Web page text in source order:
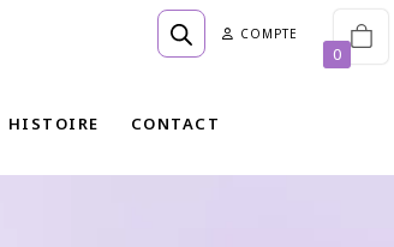
COMPTE
HISTOIRE CONTACT
0